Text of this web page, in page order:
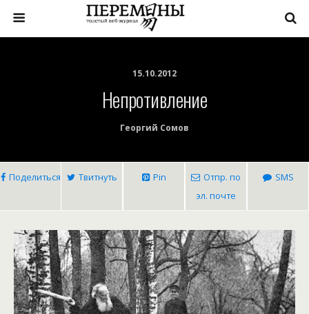
15.10.2012
Непротивление
Георгий Сомов
Поделиться Твитнуть Pin
Отпр. по
эл. почте
SMS